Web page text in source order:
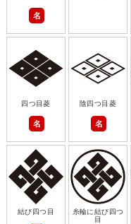
名
四つ目菱
名
陰四つ目菱
名
結び四つ目
糸輪に結び四つ
目